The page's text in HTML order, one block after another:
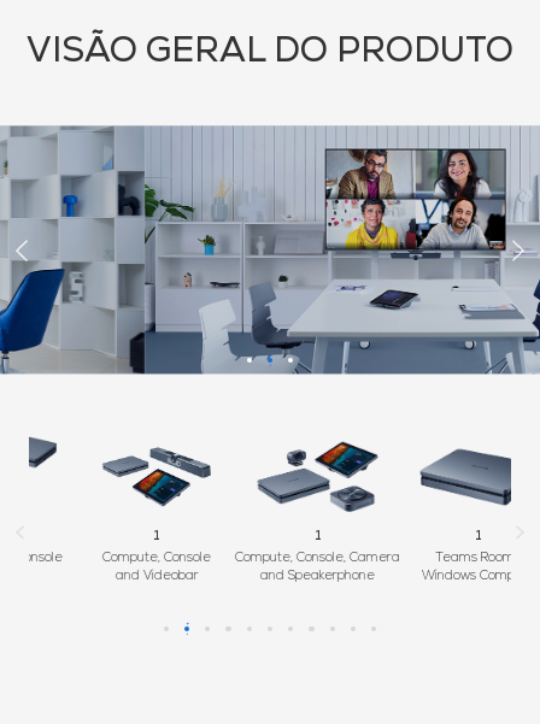
VISÃO GERAL DO PRODUTO
Compute, Console
and Videobar
Compute, Console, Camera
and Speakerphone
Teams Rooms
Windows Compute